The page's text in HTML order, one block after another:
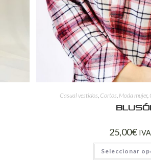
Casual vestidos Cortos Moda mujer,
25,00€
Seleccionar